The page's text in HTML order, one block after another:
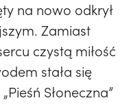
na nowo odkrył
Zamiast
czystą miłość
stała się
Słoneczna”